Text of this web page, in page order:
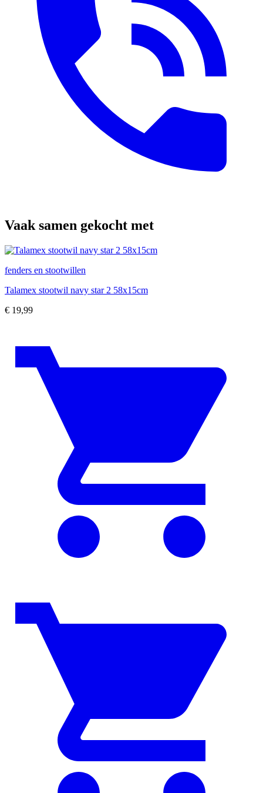
Vaak samen gekocht met
fenders en stootwillen
Talamex stootwil navy star 2 58x15cm
€ 19,99